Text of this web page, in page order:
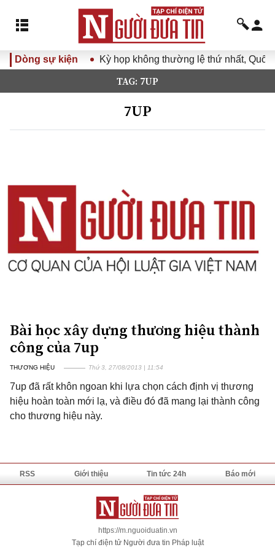
Dòng sự kiện Kỳ họp không thường lệ thứ nhất, Quốc
TAG: 7UP
7UP
Bài học xây dựng thương hiệu thành
công của 7up
THƯƠNG HIỆU Thứ 3, 27/08/2013 | 11:54
7up đã rất khôn ngoan khi lựa chọn cách định vị thương
hiệu hoàn toàn mới lạ, và điều đó đã mang lại thành công
cho thương hiệu này.
RSS Giới thiệu Tin tức 24h Báo mới
https://m.nguoiduatin.vn
Tạp chí điện tử Người đưa tin Pháp luật